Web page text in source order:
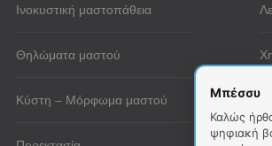
Ινοκυστική μαστοπάθεια
Θηλώματα μαστού
Κύστη – Μόρφωμα μαστού Μπέσσυ
Καλώς
ψηφιακή